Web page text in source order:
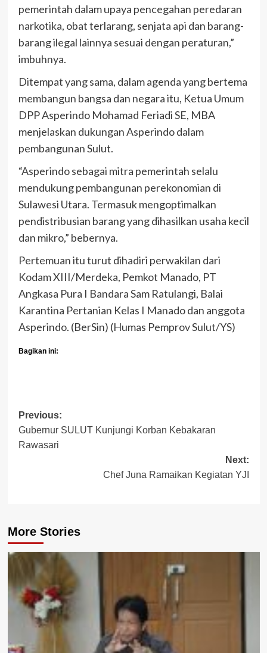
pemerintah dalam upaya pencegahan peredaran
narkotika, obat terlarang, senjata api dan barang-
barang ilegal lainnya sesuai dengan peraturan,”
imbuhnya.
Ditempat yang sama, dalam agenda yang bertema
membangun bangsa dan negara itu, Ketua Umum
DPP Asperindo Mohamad Feriadi SE, MBA
menjelaskan dukungan Asperindo dalam
pembangunan Sulut.
“Asperindo sebagai mitra pemerintah selalu
mendukung pembangunan perekonomian di
Sulawesi Utara. Termasuk mengoptimalkan
pendistribusian barang yang dihasilkan usaha kecil
dan mikro,” bebernya.
Pertemuan itu turut dihadiri perwakilan dari
Kodam XIII/Merdeka, Pemkot Manado, PT
Angkasa Pura I Bandara Sam Ratulangi, Balai
Karantina Pertanian Kelas I Manado dan anggota
Asperindo. (BerSin) (Humas Pemprov Sulut/YS)
Bagikan ini:
Post
navigation
Previous:
Gubernur SULUT Kunjungi Korban Kebakaran
Rawasari
Next:
Chef Juna Ramaikan Kegiatan YJI
More Stories